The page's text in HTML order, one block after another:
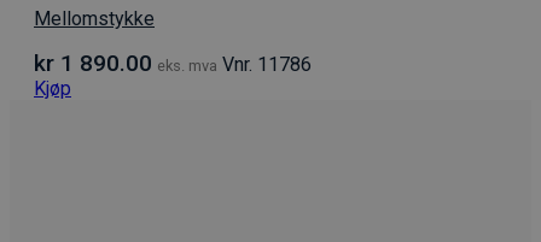
Mellomstykke
kr 1 890.00 eks. mva Vnr. 11786
Kjøp